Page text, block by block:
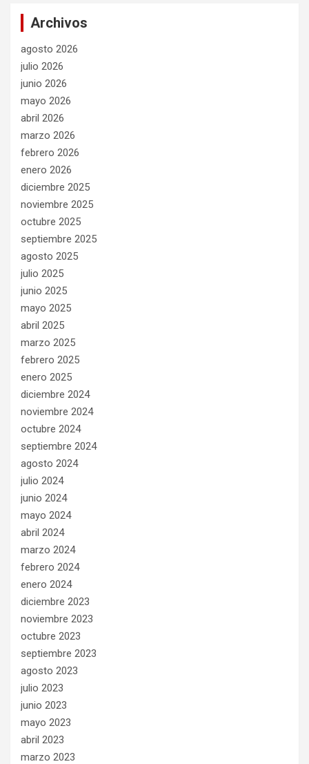
Archivos
agosto 2026
julio 2026
junio 2026
mayo 2026
abril 2026
marzo 2026
febrero 2026
enero 2026
diciembre 2025
noviembre 2025
octubre 2025
septiembre 2025
agosto 2025
julio 2025
junio 2025
mayo 2025
abril 2025
marzo 2025
febrero 2025
enero 2025
diciembre 2024
noviembre 2024
octubre 2024
septiembre 2024
agosto 2024
julio 2024
junio 2024
mayo 2024
abril 2024
marzo 2024
febrero 2024
enero 2024
diciembre 2023
noviembre 2023
octubre 2023
septiembre 2023
agosto 2023
julio 2023
junio 2023
mayo 2023
abril 2023
marzo 2023